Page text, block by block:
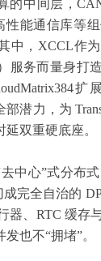
的中间层，
性能通信库等
中，XCCL作
服务而量身打
扩
部潜力，为
双重硬底座。
中心”式分布
成完全自治的
器、RTC 缓存
也不“拥堵”。